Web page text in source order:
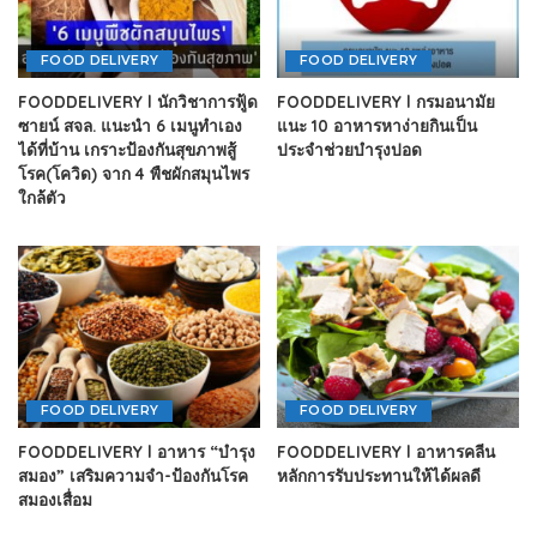
FOOD DELIVERY
FOODDELIVERY l นักวิชาการฟู้ด
ซายน์ สจล. แนะนำ 6 เมนูทำเอง
ได้ที่บ้าน เกราะป้องกันสุขภาพสู้
โรค(โควิด) จาก 4 พืชผักสมุนไพร
ใกล้ตัว
FOOD DELIVERY
FOODDELIVERY l กรมอนามัย
แนะ 10 อาหารหาง่ายกินเป็น
ประจำช่วยบำรุงปอด
FOOD DELIVERY
FOODDELIVERY l อาหาร “บำรุง
สมอง” เสริมความจำ-ป้องกันโรค
สมองเสื่อม
FOOD DELIVERY
FOODDELIVERY l อาหารคลีน
หลักการรับประทานให้ได้ผลดี